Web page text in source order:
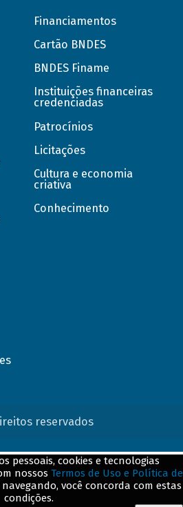
Financiamentos
Cartão BNDES
BNDES Finame
Instituições financeiras
credenciadas
Patrocínios
Licitações
Cultura e economia
criativa
Conhecimento
reservados
pessoais, cookies e tecnologias
nossos Termos de Uso e Política de
você concorda com estas
condições.